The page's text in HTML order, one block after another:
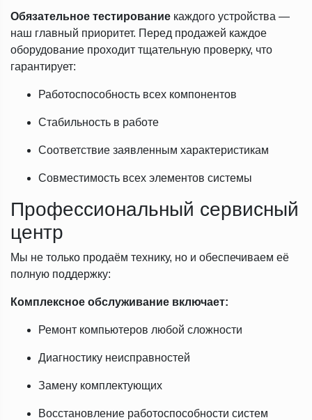
Обязательное тестирование каждого устройства —
наш главный приоритет. Перед продажей каждое
оборудование проходит тщательную проверку, что
гарантирует:
Работоспособность всех компонентов
Стабильность в работе
Соответствие заявленным характеристикам
Совместимость всех элементов системы
Профессиональный сервисный
центр
Мы не только продаём технику, но и обеспечиваем её
полную поддержку:
Комплексное обслуживание включает:
Ремонт компьютеров любой сложности
Диагностику неисправностей
Замену комплектующих
Восстановление работоспособности систем